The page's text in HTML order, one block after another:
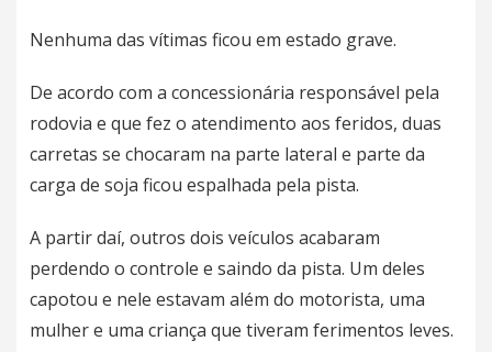
Nenhuma das vítimas ficou em estado grave.
De acordo com a concessionária responsável pela
rodovia e que fez o atendimento aos feridos, duas
carretas se chocaram na parte lateral e parte da
carga de soja ficou espalhada pela pista.
A partir daí, outros dois veículos acabaram
perdendo o controle e saindo da pista. Um deles
capotou e nele estavam além do motorista, uma
mulher e uma criança que tiveram ferimentos leves.